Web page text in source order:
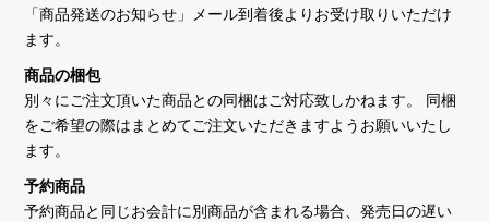
「商品発送のお知らせ」メール到着後よりお受け取りいただけ
ます。
商品の梱包
別々にご注文頂いた商品との同梱はご対応致しかねます。 同梱
をご希望の際はまとめてご注文いただきますようお願いいたし
ます。
予約商品
予約商品と同じお会計に別商品が含まれる場合、発売日の遅い